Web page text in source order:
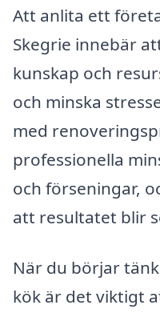
Att anlita ett
Skegrie innebär
kunskap och
och minska
med
professionella
och förseningar,
att resultatet blir
När du börjar
kök är det viktigt